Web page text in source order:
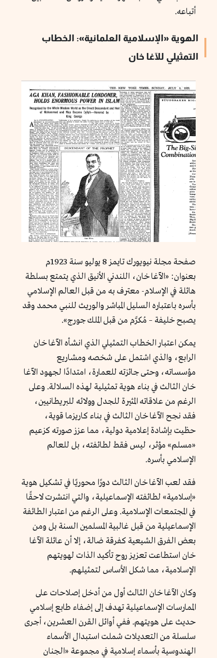
أتباعه.
الهوية «الإسلامية العلمانية»: الخطاب
التمثيلي للآغا خان
صفحة مجلة نيويورك تايمز 8 يوليو سنة 1923م
بعنوان: «الآغا خان، اللندني الأنيق الذي يتمتع بسلطة
هائلة في الإسلام- معترف به من قبل العالم الإسلامي
بأسره باعتباره السليل المباشر والوريث للنبي محمد وقد
يصبح خليفة – مُكرَّم من قبل الملك جورج».
يمكن اعتبار الخطاب التمثيلي الذي انشأه الآغا خان
الرابع، والذي اشتمل على شخصه ومشاريع
مؤسساته، وحتى جائزته للعمارة، امتدادًا لجهود الآغا
خان الثالث في بناء هوية تمثيلية لهذه السلالة. وعلى
الرغم من علاقاته المثيرة للجدل وولائه للبريطانيين،
فقد نجح الآغا خان الثالث في بناء كاريزما قوية،
حظيت بإشادة إعلامية دولية، مما عزز صورته كزعيم
«مسلم» مؤثر، ليس فقط لطائفته، بل للعالم
الإسلامي بأسره.
فقد لعب الآغا خان الثالث دورًا محوريًا في تشكيل هوية
«إسلامية» لطائفته الإسماعيلية، والتي انتشرت لاحقًا
في المجتمعات الإسلامية. وعلى الرغم من اعتبار الطائفة
الإسماعيلية من قبل غالبية المسلمين السنة بل ومن
بعض الفرق الشيعية كفرقة ضالة، إلا أن عائلة الآغا
خان استطاعت تعزيز روح تأكيد الذات لهويتهم
الإسلامية، مما شكل الأساس لتمثيلهم.
وكان الآغا خان الثالث أول من أدخل إصلاحات على
الممارسات الإسماعيلية تهدف إلى إضفاء طابع إسلامي
حديث على هويتهم. ففي أوائل القرن العشرين، أجرى
سلسلة من التعديلات شملت استبدال الأسماء
الهندوسية بأسماء إسلامية في مجموعة «الجنان